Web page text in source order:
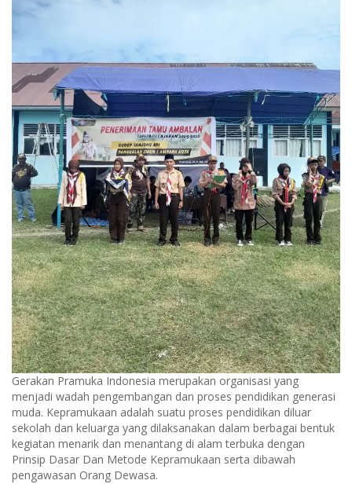
Gerakan Pramuka Indonesia merupakan organisasi yang
menjadi wadah pengembangan dan proses pendidikan generasi
muda. Kepramukaan adalah suatu proses pendidikan diluar
sekolah dan keluarga yang dilaksanakan dalam berbagai bentuk
kegiatan menarik dan menantang di alam terbuka dengan
Prinsip Dasar Dan Metode Kepramukaan serta dibawah
pengawasan Orang Dewasa.